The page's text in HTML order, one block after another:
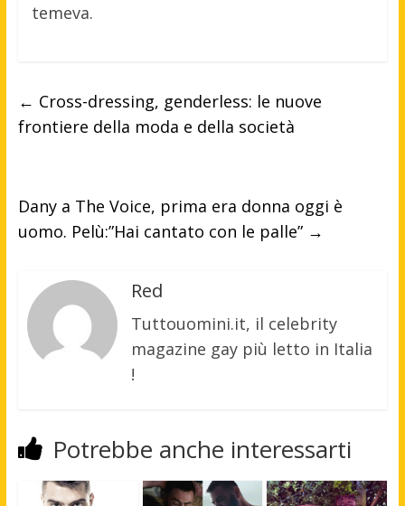
temeva.
← Cross-dressing, genderless: le nuove
frontiere della moda e della società
Dany a The Voice, prima era donna oggi è
uomo. Pelù:”Hai cantato con le palle” →
Red
Tuttouomini.it, il celebrity
magazine gay più letto in Italia
!
Potrebbe anche interessarti